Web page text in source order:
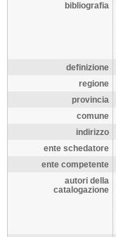
bibliografia
definizione
regione
provincia
comune
indirizzo
ente schedatore
ente competente
autori della
catalogazione